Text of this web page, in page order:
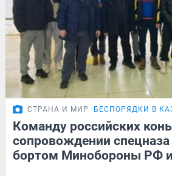
СТРАНА И МИР БЕСПОРЯДКИ В
Команду российских
сопровождении
бортом Минобороны РФ